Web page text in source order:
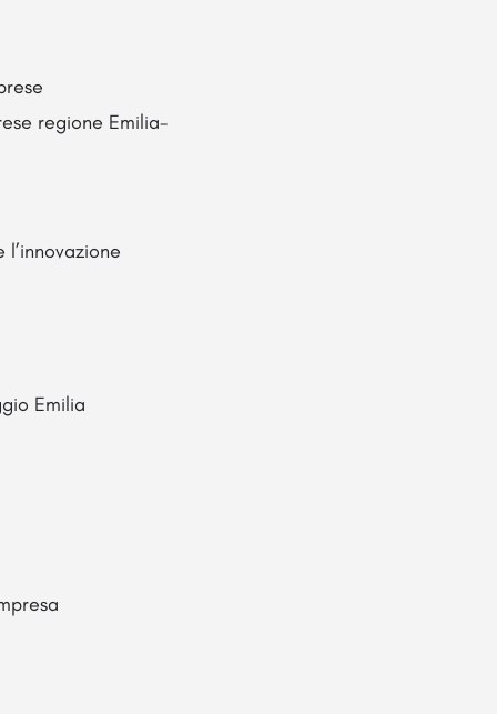
regione Emilia-
Emilia